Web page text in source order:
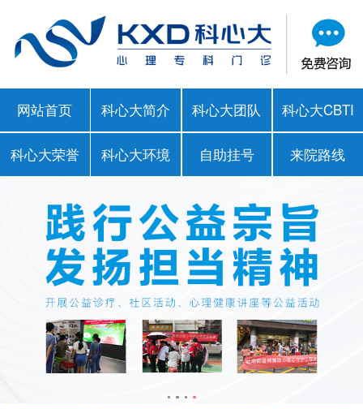
网站首页 科心大简介 科心大团队 科心大CBTI
科心大荣誉 科心大环境 自助挂号 来院路线